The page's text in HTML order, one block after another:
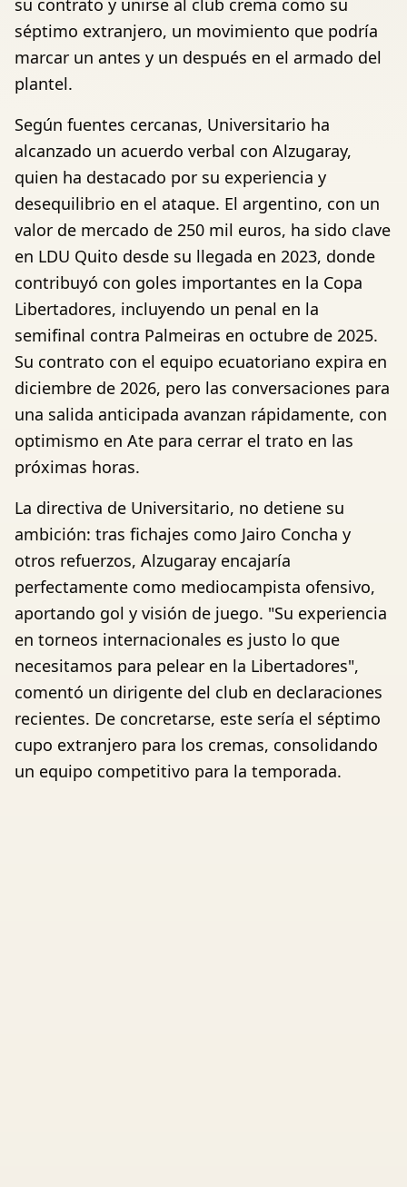
su contrato y unirse al club crema como su
séptimo extranjero, un movimiento que podría
marcar un antes y un después en el armado del
plantel.
Según fuentes cercanas, Universitario ha
alcanzado un acuerdo verbal con Alzugaray,
quien ha destacado por su experiencia y
desequilibrio en el ataque. El argentino, con un
valor de mercado de 250 mil euros, ha sido clave
en LDU Quito desde su llegada en 2023, donde
contribuyó con goles importantes en la Copa
Libertadores, incluyendo un penal en la
semifinal contra Palmeiras en octubre de 2025.
Su contrato con el equipo ecuatoriano expira en
diciembre de 2026, pero las conversaciones para
una salida anticipada avanzan rápidamente, con
optimismo en Ate para cerrar el trato en las
próximas horas.
La directiva de Universitario, no detiene su
ambición: tras fichajes como Jairo Concha y
otros refuerzos, Alzugaray encajaría
perfectamente como mediocampista ofensivo,
aportando gol y visión de juego. "Su experiencia
en torneos internacionales es justo lo que
necesitamos para pelear en la Libertadores",
comentó un dirigente del club en declaraciones
recientes. De concretarse, este sería el séptimo
cupo extranjero para los cremas, consolidando
un equipo competitivo para la temporada.